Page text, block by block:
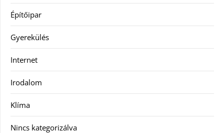
Építőipar
Gyerekülés
Internet
Irodalom
Klíma
Nincs kategorizálva